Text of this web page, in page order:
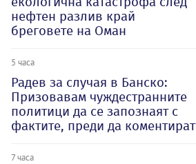
нефтен разлив край
бреговете на Оман
5 часа
Радев за случая в Банско:
Призовавам чуждестранните
политици да се запознаят с
фактите, преди да коментират
7 часа